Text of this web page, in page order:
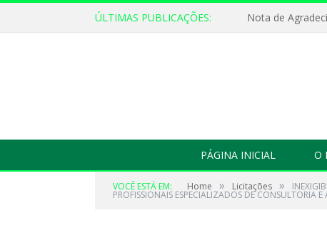
ÚLTIMAS PUBLICAÇÕES: Nota de
PÁGINA INICIAL O
VOCÊ ESTÁ EM: Home » Licitações »
PROFISSIONAIS ESPECIALIZADOS DE CONSULTORIA